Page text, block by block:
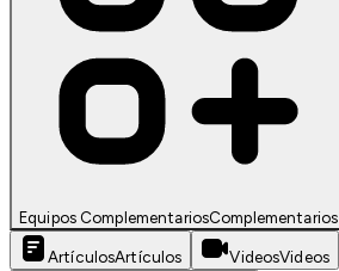
Equipos ComplementariosComplementarios
ArtículosArtículos VideosVideos